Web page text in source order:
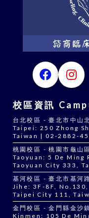
校區資訊
台北校區 - 臺北市中
Taipei: 250 Zhong
Taiwan | 02-2882-
桃園校區 - 桃園市龜
Taoyuan: 5 De Ming
Taoyuan City 333,
基河校區 - 臺北市基
Jihe: 3F-8F,
Taipei City 111,
金門校區 - 金門縣金
Kinmen: 105 De